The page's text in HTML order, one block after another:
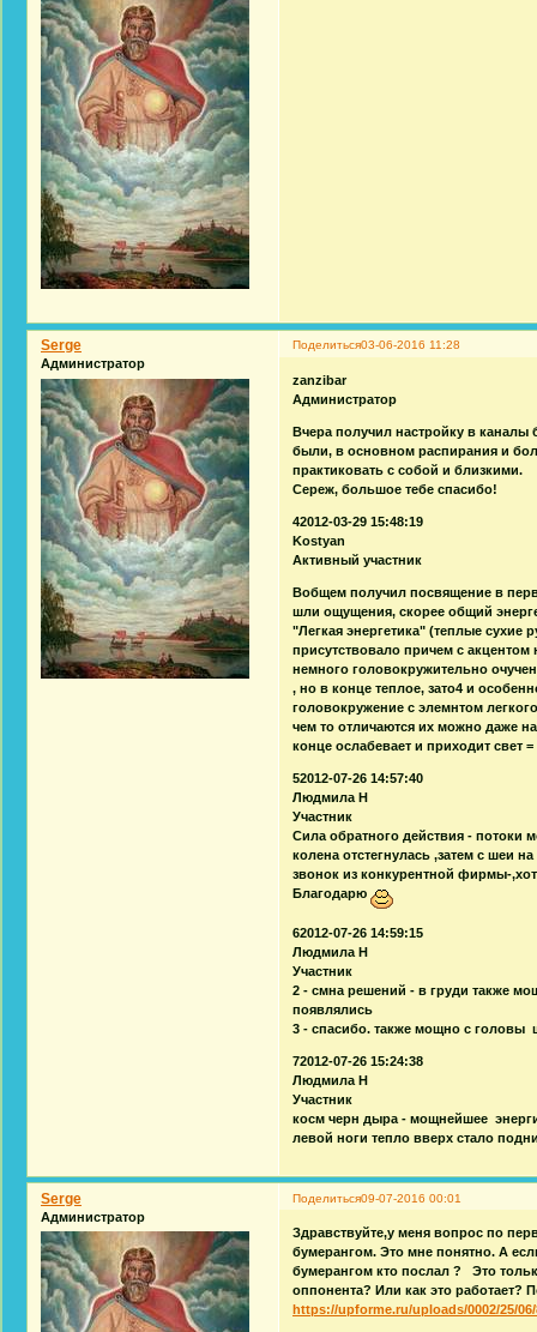
Поделиться03-06-2016 11:28
Serge
Администратор
zanzibar
Администратор
Вчера получил настройку в
были, в основном распирания и
практиковать с собой и близкими.
Сереж, большое тебе спасибо!
42012-03-29 15:48:19
Kostyan
Активный участник
Вобщем получил посвящение в
шли ощущения, скорее общий
"Легкая энергетика" (теплые сухие
присутствовало причем с акцентом
немного головокружительно
, но в конце теплое, зато4 и
головокружение с элемнтом
чем то отличаются их можно даже
конце ослабевает и приходит свет
52012-07-26 14:57:40
Людмила Н
Участник
Сила обратного действия - потоки
колена отстегнулась ,затем с шеи
звонок из конкурентной фирмы-
Благодарю
62012-07-26 14:59:15
Людмила Н
Участник
2 - смна решений - в груди также
появлялись
3 - спасибо. также мощно с головы
72012-07-26 15:24:38
Людмила Н
Участник
косм черн дыра - мощнейшее
левой ноги тепло вверх стало
Поделиться09-07-2016 00:01
Serge
Администратор
Здравствуйте,у меня вопрос по
бумерангом. Это мне понятно. А
бумерангом кто послал ? Это
оппонента? Или как это работает?
https://upforme.ru/uploads/0002/25/